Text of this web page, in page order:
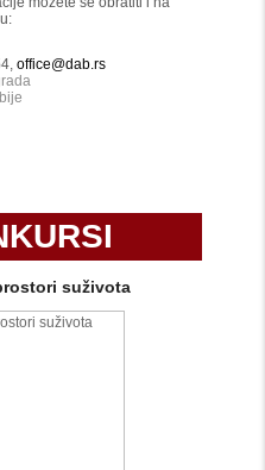
office@dab.rs
suživota